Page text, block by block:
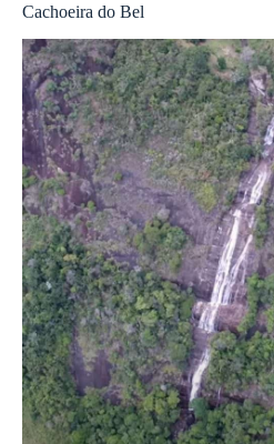
Cachoeira do Bel